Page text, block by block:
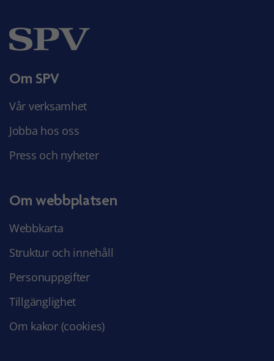
Om SPV
Vår verksamhet
Jobba hos oss
Press och nyheter
Om webbplatsen
Webbkarta
Struktur och innehåll
Personuppgifter
Tillgänglighet
Om kakor (cookies)